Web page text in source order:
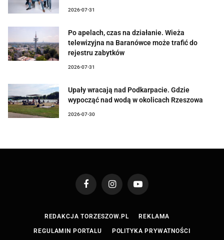
2026-07-31
Po apelach, czas na działanie. Wieża
telewizyjna na Baranówce może trafić do
rejestru zabytków
2026-07-31
Upały wracają nad Podkarpacie. Gdzie
wypocząć nad wodą w okolicach Rzeszowa
2026-07-30
FacebookInstagramYouTube
REDAKCJA TORZESZOW.PL REKLAMA
REGULAMIN PORTALU POLITYKA PRYWATNOŚCI